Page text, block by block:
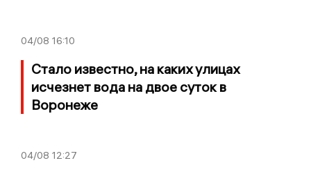
04/08 16:10
Стало известно, на каких улицах
исчезнет вода на двое суток в
Воронеже
04/08 12:27